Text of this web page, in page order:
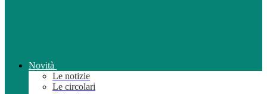
Novità
Le notizie
Le circolari